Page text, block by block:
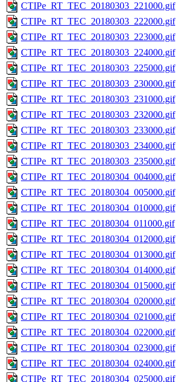
CTIPe_RT_TEC_20180303_221000.gif
CTIPe_RT_TEC_20180303_222000.gif
CTIPe_RT_TEC_20180303_223000.gif
CTIPe_RT_TEC_20180303_224000.gif
CTIPe_RT_TEC_20180303_225000.gif
CTIPe_RT_TEC_20180303_230000.gif
CTIPe_RT_TEC_20180303_231000.gif
CTIPe_RT_TEC_20180303_232000.gif
CTIPe_RT_TEC_20180303_233000.gif
CTIPe_RT_TEC_20180303_234000.gif
CTIPe_RT_TEC_20180303_235000.gif
CTIPe_RT_TEC_20180304_004000.gif
CTIPe_RT_TEC_20180304_005000.gif
CTIPe_RT_TEC_20180304_010000.gif
CTIPe_RT_TEC_20180304_011000.gif
CTIPe_RT_TEC_20180304_012000.gif
CTIPe_RT_TEC_20180304_013000.gif
CTIPe_RT_TEC_20180304_014000.gif
CTIPe_RT_TEC_20180304_015000.gif
CTIPe_RT_TEC_20180304_020000.gif
CTIPe_RT_TEC_20180304_021000.gif
CTIPe_RT_TEC_20180304_022000.gif
CTIPe_RT_TEC_20180304_023000.gif
CTIPe_RT_TEC_20180304_024000.gif
CTIPe_RT_TEC_20180304_025000.gif